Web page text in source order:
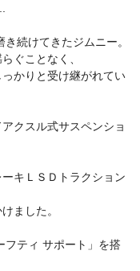
続けてきたジムニー。
ぐことなく、
かりと受け継がれてい
クスル式サスペンショ
キＬＳＤトラクション
ました。
フティ サポート」を搭